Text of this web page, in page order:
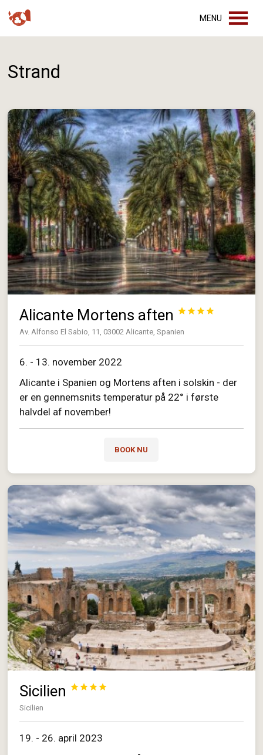
MENU
Strand
Alicante Mortens aften 



Av. Alfonso El Sabio, 11, 03002 Alicante, Spanien
6. - 13. november 2022
Alicante i Spanien og Mortens aften i solskin - der
er en gennemsnits temperatur på 22° i første
halvdel af november!
BOOK NU
Sicilien 



Sicilien
19. - 26. april 2023